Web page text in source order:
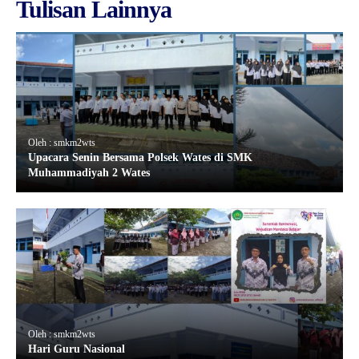
Tulisan Lainnya
Oleh : smkm2wts
Upacara Senin Bersama Polsek Wates di SMK
Muhammadiyah 2 Wates
Oleh : smkm2wts
Hari Guru Nasional